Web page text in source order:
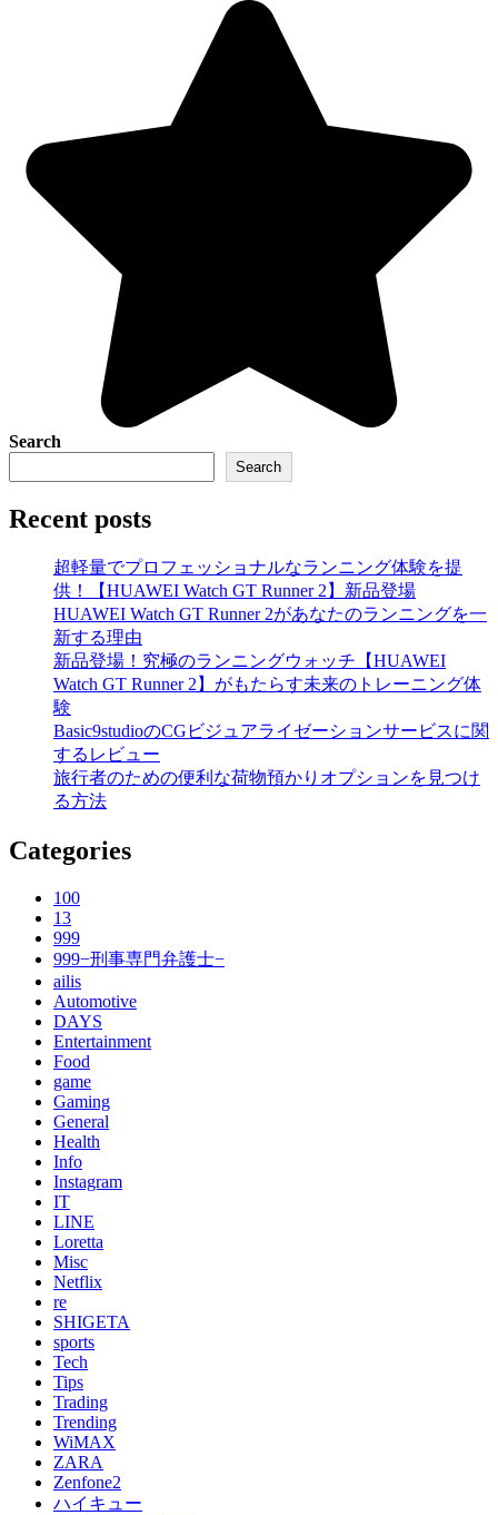
Search
Search
Recent posts
超軽量でプロフェッショナルなランニング体験を提
供！【HUAWEI Watch GT Runner 2】新品登場
HUAWEI Watch GT Runner 2があなたのランニングを一
新する理由
新品登場！究極のランニングウォッチ【HUAWEI
Watch GT Runner 2】がもたらす未来のトレーニング体
験
Basic9studioのCGビジュアライゼーションサービスに関
するレビュー
旅行者のための便利な荷物預かりオプションを見つけ
る方法
Categories
100
13
999
999−刑事専門弁護士−
ailis
Automotive
DAYS
Entertainment
Food
game
Gaming
General
Health
Info
Instagram
IT
LINE
Loretta
Misc
Netflix
re
SHIGETA
sports
Tech
Tips
Trading
Trending
WiMAX
ZARA
Zenfone2
ハイキュー